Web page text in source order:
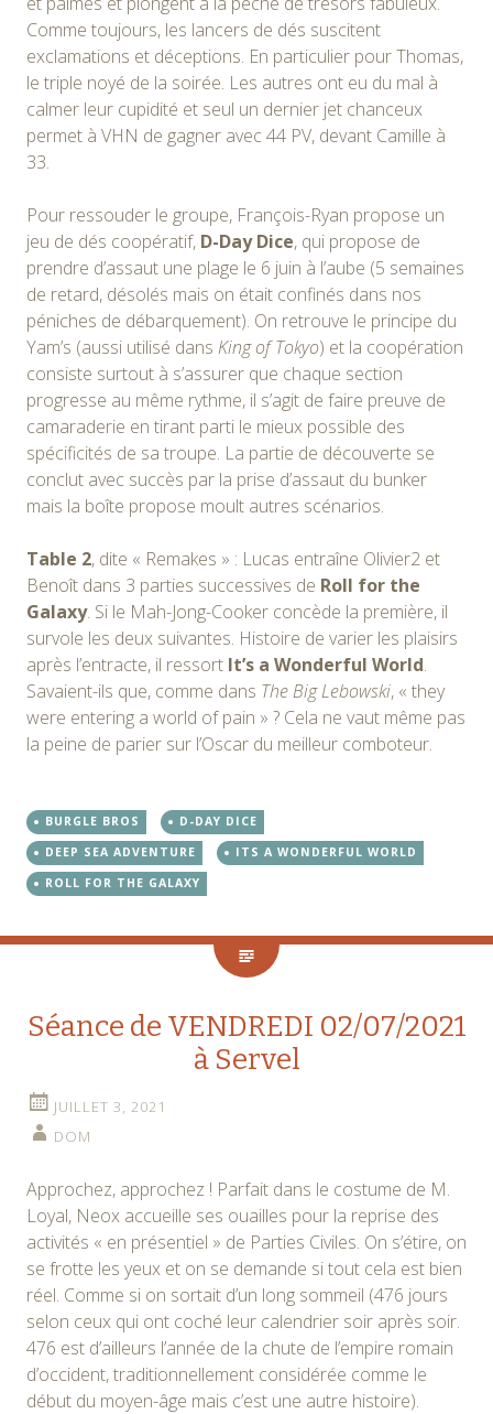
Comme toujours, les lancers de dés suscitent
exclamations et déceptions. En particulier pour Thomas,
le triple noyé de la soirée. Les autres ont eu du mal à
calmer leur cupidité et seul un dernier jet chanceux
permet à VHN de gagner avec 44 PV, devant Camille à
33.
Pour ressouder le groupe, François-Ryan propose un
jeu de dés coopératif, D-Day Dice, qui propose de
prendre d’assaut une plage le 6 juin à l’aube (5 semaines
de retard, désolés mais on était confinés dans nos
péniches de débarquement). On retrouve le principe du
Yam’s (aussi utilisé dans King of Tokyo) et la coopération
consiste surtout à s’assurer que chaque section
progresse au même rythme, il s’agit de faire preuve de
camaraderie en tirant parti le mieux possible des
spécificités de sa troupe. La partie de découverte se
conclut avec succès par la prise d’assaut du bunker
mais la boîte propose moult autres scénarios.
Table 2, dite « Remakes » : Lucas entraîne Olivier2 et
Benoît dans 3 parties successives de Roll for the
Galaxy. Si le Mah-Jong-Cooker concède la première, il
survole les deux suivantes. Histoire de varier les plaisirs
après l’entracte, il ressort It’s a Wonderful World.
Savaient-ils que, comme dans The Big Lebowski, « they
were entering a world of pain » ? Cela ne vaut même pas
la peine de parier sur l’Oscar du meilleur comboteur.
BURGLE BROS
D-DAY DICE
DEEP SEA ADVENTURE
ITS A WONDERFUL WORLD
ROLL FOR THE GALAXY
Séance de VENDREDI 02/07/2021
à Servel
JUILLET 3, 2021
DOM
Approchez, approchez ! Parfait dans le costume de M.
Loyal, Neox accueille ses ouailles pour la reprise des
activités « en présentiel » de Parties Civiles. On s’étire, on
se frotte les yeux et on se demande si tout cela est bien
réel. Comme si on sortait d’un long sommeil (476 jours
selon ceux qui ont coché leur calendrier soir après soir.
476 est d’ailleurs l’année de la chute de l’empire romain
d’occident, traditionnellement considérée comme le
début du moyen-âge mais c’est une autre histoire).